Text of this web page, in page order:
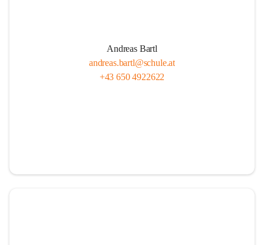
Andreas Bartl
andreas.bartl@schule.at
+43 650 4922622